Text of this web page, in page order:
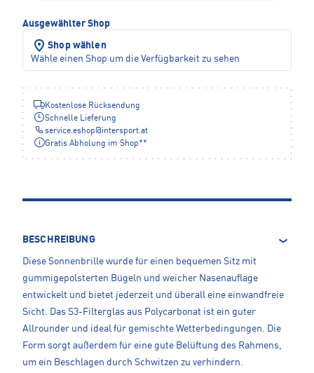
Ausgewählter Shop
Shop wählen
Wähle einen Shop um die Verfügbarkeit zu sehen
Kostenlose Rücksendung
Schnelle Lieferung
service.eshop@intersport.at
Gratis Abholung im Shop**
BESCHREIBUNG
Diese Sonnenbrille wurde für einen bequemen Sitz mit
gummigepolsterten Bügeln und weicher Nasenauflage
entwickelt und bietet jederzeit und überall eine einwandfreie
Sicht. Das S3-Filterglas aus Polycarbonat ist ein guter
Allrounder und ideal für gemischte Wetterbedingungen. Die
Form sorgt außerdem für eine gute Belüftung des Rahmens,
um ein Beschlagen durch Schwitzen zu verhindern.